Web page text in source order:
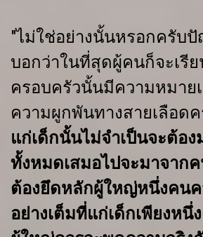
"ไม่ใช่อย่างนั้นหรอกครับ
บอกว่าในที่สุดผู้คนก็จะเรีย
ครอบครัวนั้นมีความหมาย
ความผูกพันทางสายเลือด
แก่เด็กนั้นไม่จำเป็นจะต้อ
ทั้งหมดเสมอไปจะมาจาก
ต้องยึดหลักผู้ใหญ่หนึ่งคนค
อย่างเต็มที่แก่เด็กเพียงหนึ่